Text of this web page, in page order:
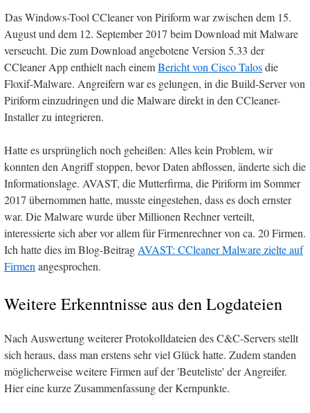
Das Windows-Tool CCleaner von Piriform war zwischen dem 15.
August und dem 12. September 2017 beim Download mit Malware
verseucht. Die zum Download angebotene Version 5.33 der
CCleaner App enthielt nach einemBericht von Cisco Talosdie
Floxif-Malware. Angreifern war es gelungen, in die Build-Server von
Piriform einzudringen und die Malware direkt in den CCleaner-
Installer zu integrieren.
Hatte es ursprünglich noch geheißen: Alles kein Problem, wir
konnten den Angriff stoppen, bevor Daten abflossen, änderte sich die
Informationslage. AVAST, die Mutterfirma, die Piriform im Sommer
2017 übernommen hatte, musste eingestehen, dass es doch ernster
war. Die Malware wurde über Millionen Rechner verteilt,
interessierte sich aber vor allem für Firmenrechner von ca. 20 Firmen.
Ich hatte dies im Blog-BeitragAVAST: CCleaner Malware zielte auf
Firmenangesprochen.
Weitere Erkenntnisse aus den Logdateien
Nach Auswertung weiterer Protokolldateien des C&C-Servers stellt
sich heraus, dass man erstens sehr viel Glück hatte. Zudem standen
möglicherweise weitere Firmen auf der 'Beuteliste' der Angreifer.
Hier eine kurze Zusammenfassung der Kernpunkte.